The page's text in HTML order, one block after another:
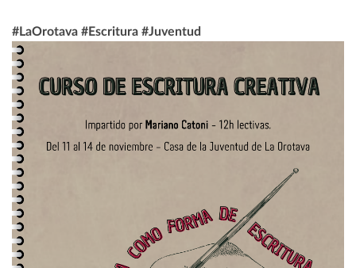
#LaOrotava #Escritura #Juventud